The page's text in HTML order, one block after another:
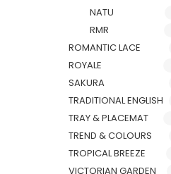
NATU
RMR
ROMANTIC LACE
ROYALE
SAKURA
TRADITIONAL ENGLISH
TRAY & PLACEMAT
TREND & COLOURS
TROPICAL BREEZE
VICTORIAN GARDEN